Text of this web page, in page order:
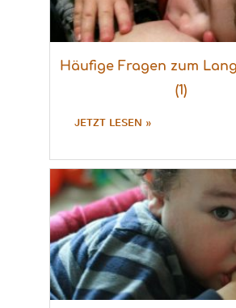
Häufige Fragen zum
(1)
JETZT LESEN »